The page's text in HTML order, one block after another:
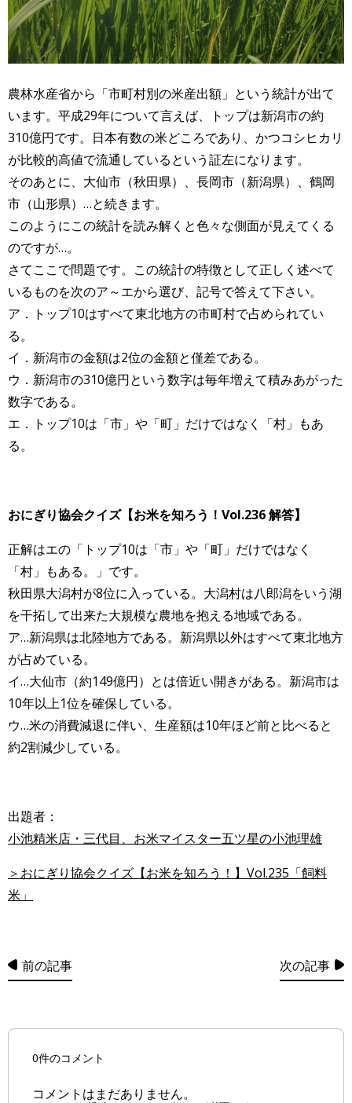
農林水産省から「市町村別の米産出額」という統計が出て
います。平成29年について言えば、トップは新潟市の約
310億円です。日本有数の米どころであり、かつコシヒカリ
が比較的高値で流通しているという証左になります。
そのあとに、大仙市（秋田県）、長岡市（新潟県）、鶴岡
市（山形県）…と続きます。
このようにこの統計を読み解くと色々な側面が見えてくる
のですが…。
さてここで問題です。この統計の特徴として正しく述べて
いるものを次のア～エから選び、記号で答えて下さい。
ア．トップ10はすべて東北地方の市町村で占められてい
る。
イ．新潟市の金額は2位の金額と僅差である。
ウ．新潟市の310億円という数字は毎年増えて積みあがった
数字である。
エ．トップ10は「市」や「町」だけではなく「村」もあ
る。
おにぎり協会クイズ【お米を知ろう！Vol.236 解答】
正解はエの「トップ10は「市」や「町」だけではなく
「村」もある。」です。
秋田県大潟村が8位に入っている。大潟村は八郎潟をいう湖
を干拓して出来た大規模な農地を抱える地域である。
ア…新潟県は北陸地方である。新潟県以外はすべて東北地方
が占めている。
イ…大仙市（約149億円）とは倍近い開きがある。新潟市は
10年以上1位を確保している。
ウ…米の消費減退に伴い、生産額は10年ほど前と比べると
約2割減少している。
出題者：
小池精米店・三代目、お米マイスター五ツ星の小池理雄
＞おにぎり協会クイズ【お米を知ろう！】Vol.235「飼料
米」
前の記事 次の記事
0件のコメント
コメントはまだありません。